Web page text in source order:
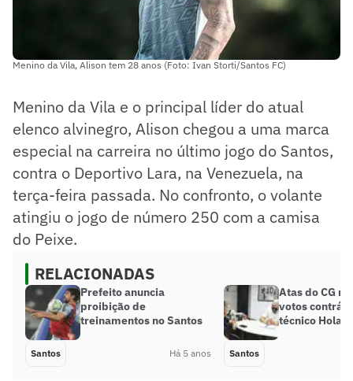
Menino da Vila, Alison tem 28 anos (Foto: Ivan Storti/Santos FC)
Menino da Vila e o principal líder do atual
elenco alvinegro, Alison chegou a uma marca
especial na carreira no último jogo do Santos,
contra o Deportivo Lara, na Venezuela, na
terça-feira passada. No confronto, o volante
atingiu o jogo de número 250 com a camisa
do Peixe.
RELACIONADAS
Prefeito anuncia
proibição de
treinamentos no Santos
Santos Há 5 anos
Atas do CG
votos
técnico Holan
Santos